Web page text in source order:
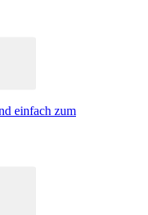
einfach zum